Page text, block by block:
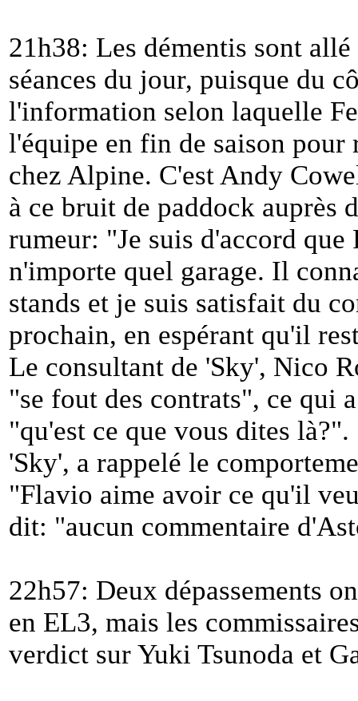
21h38: Les démentis sont
séances du jour, puisque du
l'information selon laquelle
l'équipe en fin de saison pour
chez Alpine. C'est Andy
à ce bruit de paddock auprès
rumeur: "Je suis d'accord que
n'importe quel garage. Il
stands et je suis satisfait du
prochain, en espérant qu'il
Le consultant de 'Sky', Nico
"se fout des contrats", ce qui
"qu'est ce que vous dites là?".
'Sky', a rappelé le
"Flavio aime avoir ce qu'il
dit: "aucun commentaire
22h57: Deux dépassements
en EL3, mais les
verdict sur Yuki Tsunoda et